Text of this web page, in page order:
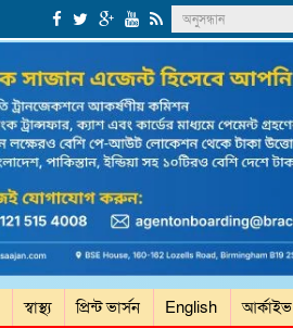
স্বাস্থ্য প্রিন্ট ভার্সন English আর্কাইভ